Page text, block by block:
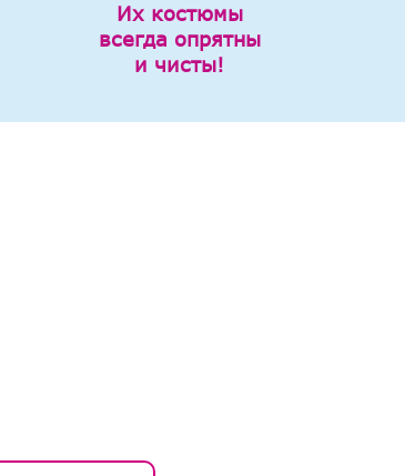
Их костюмы
всегда опрятны
и чисты!